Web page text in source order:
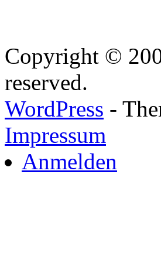
Copyright ©
reserved.
WordPress -
Impressum
Anmelden